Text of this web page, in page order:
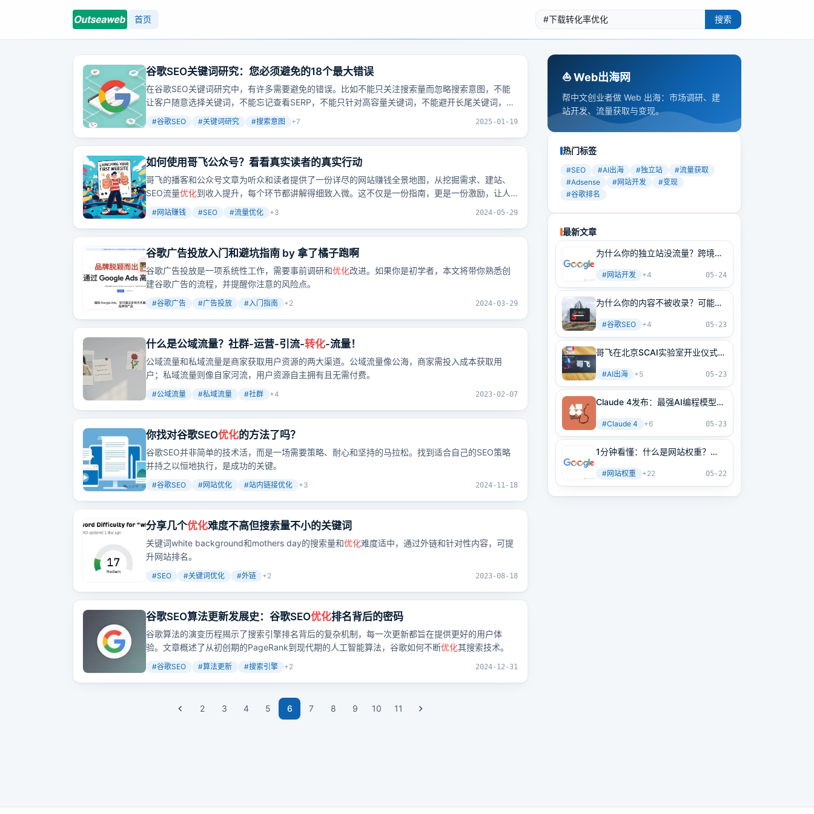
首页 搜索
谷歌SEO关键词研究：您必须避免的18个最大错误
在谷歌SEO关键词研究中，有许多需要避免的错误。比如不能只关注搜索量而忽略搜索意图，不能
让客户随意选择关键词，不能忘记查看SERP，不能只针对高容量关键词，不能避开长尾关键词，不
能不与客户交谈，不能返回插入关键词，不能不知道客户正在搜索哪些渠道，不能推送精准匹配关
键词，不能不重视关键词本地化，不能跳过主题研究，不能避开SERP竞争对手，不能忽略关键词难
关键词。在人工智能时代，关键词研究还需要考虑主题集群、SERP功能、用户旅程映射和人工智能
生成的建议等。
#谷歌SEO #关键词研究 #搜索意图 +7 2025-01-19
如何使用哥飞公众号？看看真实读者的真实行动
哥飞的播客和公众号文章为听众和读者提供了一份详尽的网站赚钱全景地图，从挖掘需求、建站、
SEO流量优化到收入提升，每个环节都讲解得细致入微。这不仅是一份指南，更是一份激励，让人
相信通过持续
和策略设计，可以打造出属于自己的赚钱机器。
#网站赚钱 #SEO #流量优化 +3 2024-05-29
谷歌广告投放入门和避坑指南 by 拿了橘子跑啊
谷歌广告投放是一项系统性工作，需要事前调研和优化改进。如果你是初学者，本文将带你熟悉创
建谷歌广告的流程，并提醒你注意的风险点。
#谷歌广告 #广告投放 #入门指南 +2 2024-03-29
什么是公域流量？社群-运营-引流-转化-流量！
公域流量和私域流量是商家获取用户资源的两大渠道。公域流量像公海，商家需投入成本获取用
户；私域流量则像自家河流，用户资源自主拥有且无需付费。
#公域流量 #私域流量 #社群 +4 2023-02-07
你找对谷歌SEO优化的方法了吗？
谷歌SEO并非简单的技术活，而是一场需要策略、耐心和坚持的马拉松。找到适合自己的SEO策略
并持之以恒地执行，是成功的关键。
#谷歌SEO #网站优化 #站内链接优化 +3 2024-11-18
分享几个优化难度不高但搜索量不小的关键词
关键词white background和mothers day的搜索量和优化难度适中，通过外链和针对性内容，可提
升网站排名。
#SEO #关键词优化 #外链 +2 2023-08-18
谷歌SEO算法更新发展史：谷歌SEO优化排名背后的密码
谷歌算法的演变历程揭示了搜索引擎排名背后的复杂机制，每一次更新都旨在提供更好的用户体
验。文章概述了从初创期的PageRank到现代期的人工智能算法，谷歌如何不断优化其搜索技术。
#谷歌SEO #算法更新 #搜索引擎 +2 2024-12-31
2 3 4 5 6 7 8 9 10 11
⛵️ Web出海网
帮中文创业者做 Web 出海：市场调研、建
站开发、流量获取与变现。
热门标签
#SEO #AI出海 #独立站 #流量获取
#Adsense #网站开发 #变现
#谷歌排名
最新文章
为什么你的独立站没流量？跨境卖
#网站开发 +4 05-24
为什么你的内容不被收录？可能是
方法
#谷歌SEO +4 05-23
哥飞在北京SCAI实验室开业仪式上
#AI出海 +5 05-23
Claude 4发布：最强AI编程模型
#Claude 4 +6 05-23
1分钟看懂：什么是网站权重？
南（原创不易）
#网站权重 +22 05-22